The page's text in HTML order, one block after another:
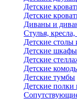
Детские
Детские
Диваны и
Стулья,
Детские столы
Детские
Детские
Детские
Детские тумбы
Детские полки